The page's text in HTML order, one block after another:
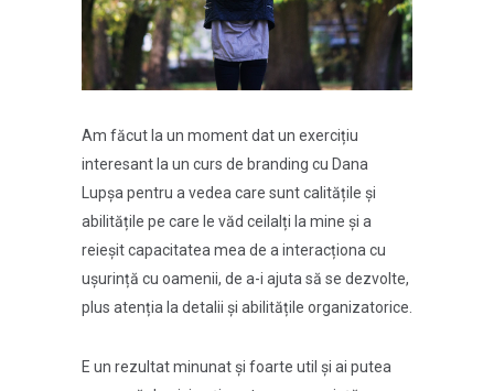
Am făcut la un moment dat un exercițiu
interesant la un curs de branding cu Dana
Lupșa pentru a vedea care sunt calitățile și
abilitățile pe care le văd ceilalți la mine și a
reieșit capacitatea mea de a interacționa cu
ușurință cu oamenii, de a-i ajuta să se dezvolte,
plus atenția la detalii și abilitățile organizatorice.
E un rezultat minunat și foarte util și ai putea